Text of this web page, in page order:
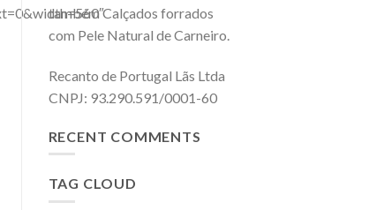
também Calçados forrados
com Pele Natural de Carneiro.
Recanto de Portugal Lãs Ltda
CNPJ: 93.290.591/0001-60
RECENT COMMENTS
TAG CLOUD